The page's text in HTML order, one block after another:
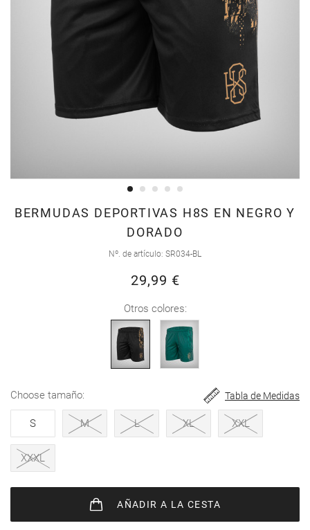
BERMUDAS DEPORTIVAS H8S EN NEGRO Y
DORADO
Nº. de artículo SR034-BL
29,99 €
Otros colores:
choose tamaño
S M L XL XXL
XXXL
Tabla de Medidas
AÑADIR A LA CESTA
Saltar